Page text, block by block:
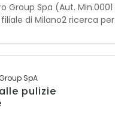
Group Spa (Aut. Min.0001
filiale di Milano2 ricerca per
nel settore delle
ristorazione:
PULIZIE L'addetta/o alle
dell'attività di
all'interno della
corridoi, sale comuni,
SpA
pulizie